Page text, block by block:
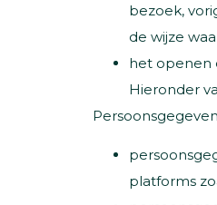
bezoek,
de wijze
het openen
Hieronder
platforms